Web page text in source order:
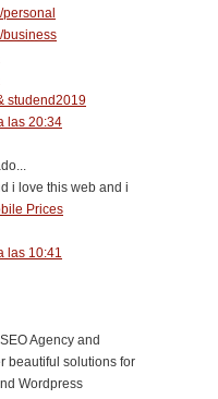
personal
business
studend2019
las 20:34
i love this web and i
Prices
las 10:41
Agency and
beautiful solutions for
Wordpress